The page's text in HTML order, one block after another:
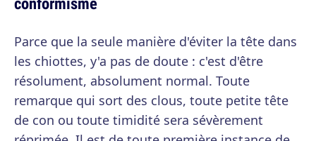
Parce que la seule manière d'éviter la tête dans
les chiottes, y'a pas de doute : c'est d'être
résolument, absolument normal. Toute
remarque qui sort des clous, toute petite tête
de con ou toute timidité sera sévèrement